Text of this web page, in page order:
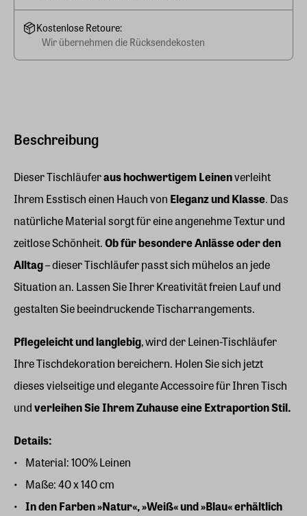
Beschreibung
Dieser Tischläuferaus hochwertigem Leinenverleiht
Ihrem Esstisch einen Hauch von Eleganz und Klasse. Das
natürliche Material sorgt für eine angenehme Textur und
zeitlose Schönheit.Ob für besondere Anlässe oder den
Alltag– dieser Tischläufer passt sich mühelos an jede
Situation an. Lassen Sie Ihrer Kreativität freien Lauf und
gestalten Sie beeindruckende Tischarrangements.
Pflegeleicht und langlebig, wird der Leinen-Tischläufer
Ihre Tischdekoration bereichern. Holen Sie sich jetzt
dieses vielseitige und elegante Accessoire für Ihren Tisch
undverleihen Sie Ihrem Zuhause eine Extraportion Stil.
Details:
Material: 100% Leinen
Maße: 40 x 140 cm
In den Farben »Natur«, »Weiß« und »Blau« erhältlich
Kostenlose Retoure:
Wir übernehmen die Rücksendekosten